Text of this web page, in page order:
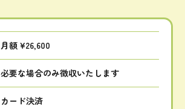
月額 ¥26,600
必要な場合のみ徴収いたします
カード決済